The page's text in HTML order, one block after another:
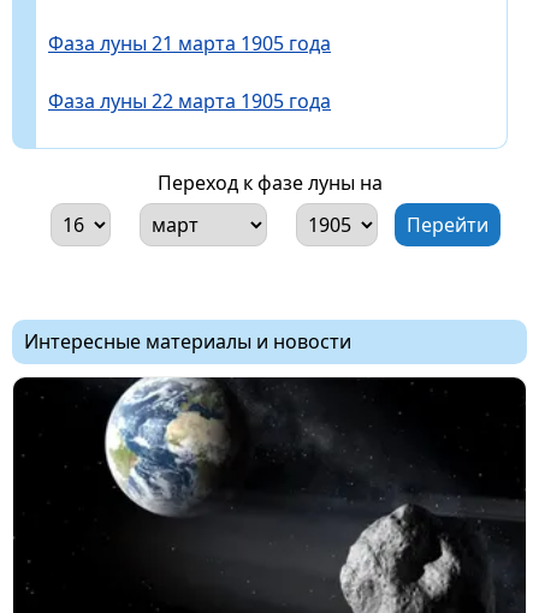
Фаза луны 21 марта 1905 года
Фаза луны 22 марта 1905 года
Переход к фазе луны на
Интересные материалы и новости